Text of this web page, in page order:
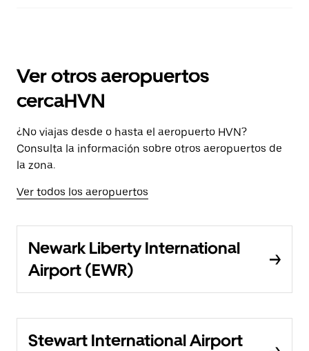
Ver otros aeropuertos
cercaHVN
¿No viajas desde o hasta el aeropuerto HVN?
Consulta la información sobre otros aeropuertos de
la zona.
Ver todos los aeropuertos
Newark Liberty International
Airport (EWR)
Stewart International Airport